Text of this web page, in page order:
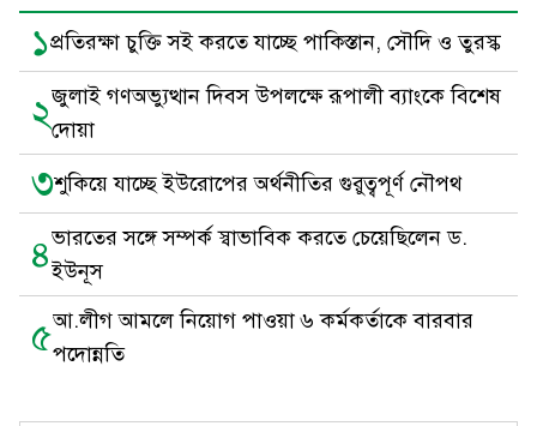
১প্রতিরক্ষা চুক্তি সই করতে যাচ্ছে পাকিস্তান, সৌদি ও তুরস্ক
২জুলাই গণঅভ্যুত্থান দিবস উপলক্ষে রূপালী ব্যাংকে বিশেষ
দোয়া
৩শুকিয়ে যাচ্ছে ইউরোপের অর্থনীতির গুরুত্বপূর্ণ নৌপথ
৪ভারতের সঙ্গে সম্পর্ক স্বাভাবিক করতে চেয়েছিলেন ড.
ইউনূস
৫আ.লীগ আমলে নিয়োগ পাওয়া ৬ কর্মকর্তাকে বারবার
পদোন্নতি